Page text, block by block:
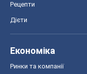
Рецепти
Дієти
Економіка
Ринки та компанії